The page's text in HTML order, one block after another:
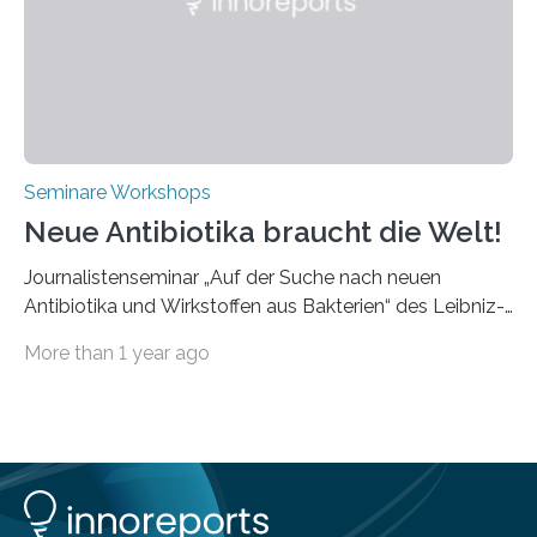
Seminare Workshops
Neue Antibiotika braucht die Welt!
Journalistenseminar „Auf der Suche nach neuen
Antibiotika und Wirkstoffen aus Bakterien“ des Leibniz-
2024. Eine zunehmende und besorgniserregende
Arbeitsgruppen von Wissenschaftlern sind weltweit auf
der Suche nach neuen Antibiotika. In diesem Bereich
More than 1 year ago